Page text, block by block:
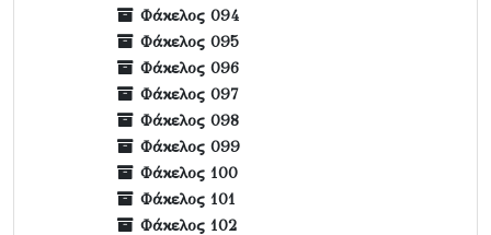
Φάκελος 094
Φάκελος 095
Φάκελος 096
Φάκελος 097
Φάκελος 098
Φάκελος 099
Φάκελος 100
Φάκελος 101
Φάκελος 102